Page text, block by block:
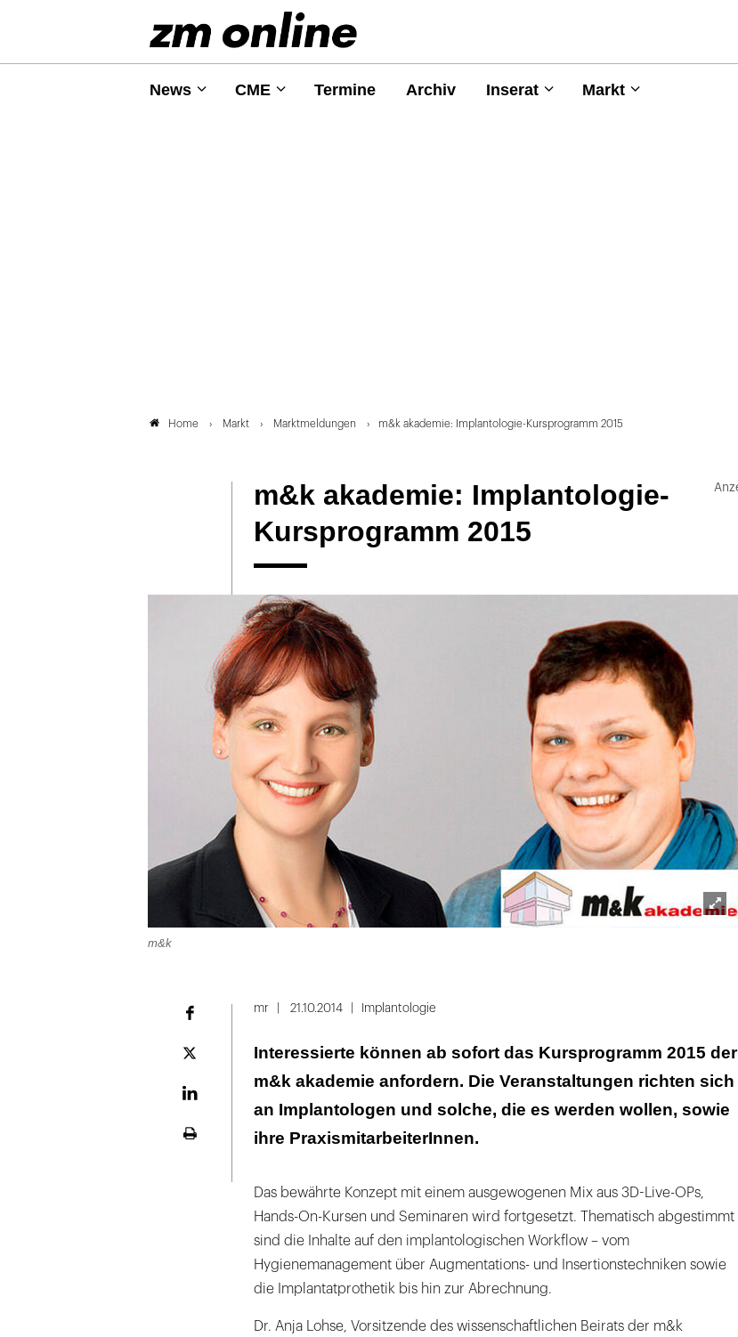
News CME Termine Archiv Inserat Markt
Home Markt Marktmeldungen m&k akademie: Implantologie-Kursprogramm 2015
m&k akademie: Implantologie-
Kursprogramm 2015
m&k
Plattform
mr 21.10.2014 Implantologie
Interessierte können ab sofort das Kursprogramm 2015 der
m&k akademie anfordern. Die Veranstaltungen richten sich
an Implantologen und solche, die es werden wollen, sowie
ihre PraxismitarbeiterInnen.
Das bewährte Konzept mit einem ausgewogenen Mix aus 3D-Live-OPs,
Hands-On-Kursen und Seminaren wird fortgesetzt. Thematisch abgestimmt
sind die Inhalte auf den implantologischen Workflow – vom
Hygienemanagement über Augmentations- und Insertionstechniken sowie
die Implantatprothetik bis hin zur Abrechnung.
Dr. Anja Lohse, Vorsitzende des wissenschaftlichen Beirats der m&k